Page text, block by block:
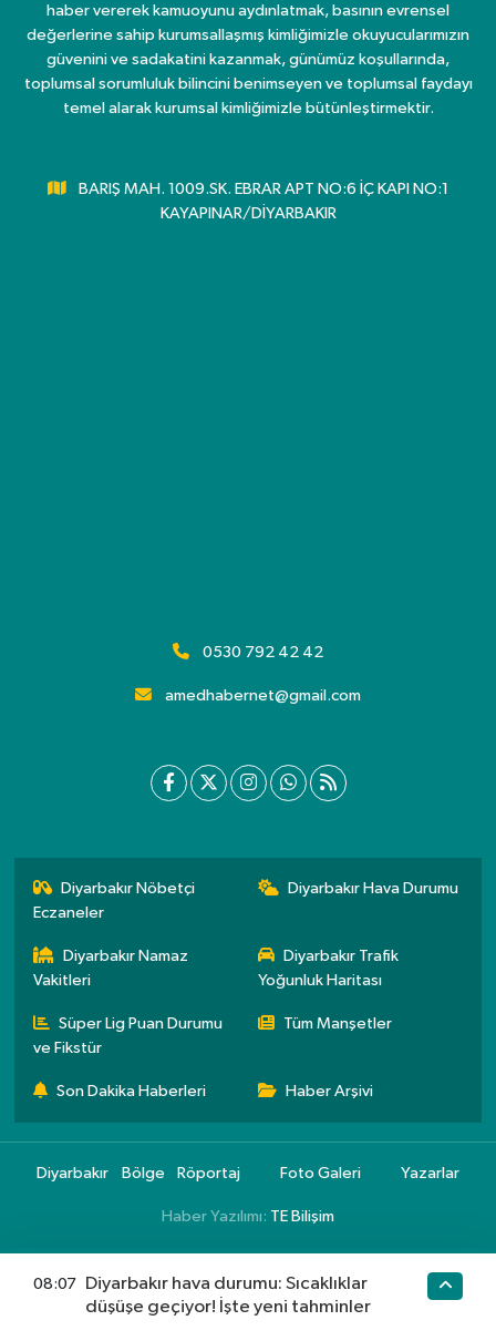
haber vererek kamuoyunu aydınlatmak, basının evrensel
değerlerine sahip kurumsallaşmış kimliğimizle okuyucularımızın
güvenini ve sadakatini kazanmak, günümüz koşullarında,
toplumsal sorumluluk bilincini benimseyen ve toplumsal faydayı
temel alarak kurumsal kimliğimizle bütünleştirmektir.
BARIŞ MAH. 1009.SK. EBRAR APT NO:6 İÇ KAPI NO:1
KAYAPINAR/DİYARBAKIR
0530 792 42 42
amedhabernet@gmail.com
Diyarbakır Nöbetçi
Eczaneler
Diyarbakır Hava Durumu
Diyarbakır Namaz
Vakitleri
Diyarbakır Trafik
Yoğunluk Haritası
Süper Lig Puan Durumu
ve Fikstür
Tüm Manşetler
Son Dakika Haberleri Haber Arşivi
Diyarbakır Bölge Röportaj Foto Galeri Yazarlar
Haber Yazılımı: TE Bilişim
08:07
Diyarbakır hava durumu: Sıcaklıklar
düşüşe geçiyor! İşte yeni tahminler